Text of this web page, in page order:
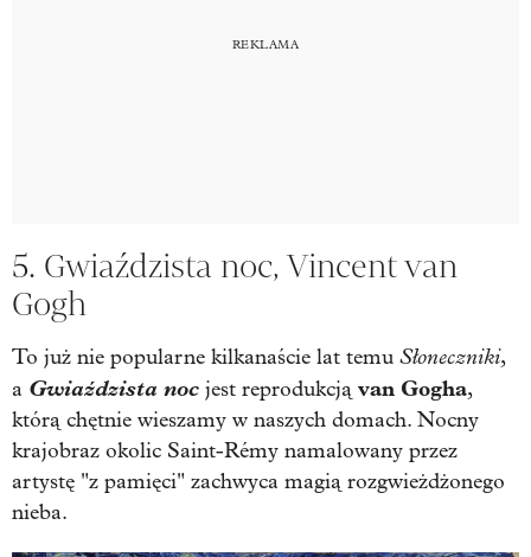
5. Gwiaździsta noc, Vincent van
Gogh
To już nie popularne kilkanaście lat temu Słoneczniki,
a Gwiaździsta noc jest reprodukcją van Gogha,
którą chętnie wieszamy w naszych domach. Nocny
krajobraz okolic Saint-Rémy namalowany przez
artystę "z pamięci" zachwyca magią rozgwieżdżonego
nieba.